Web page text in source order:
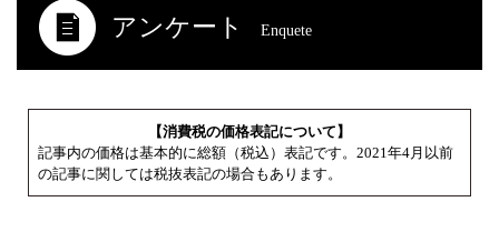
アンケート Enquete
【消費税の価格表記について】
記事内の価格は基本的に総額（税込）表記です。2021年4月以前
の記事に関しては税抜表記の場合もあります。